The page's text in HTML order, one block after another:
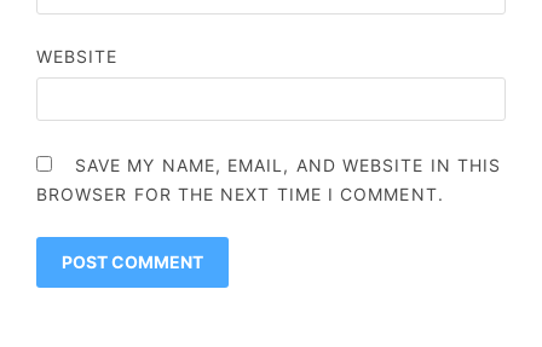
WEBSITE
SAVE MY NAME, EMAIL, AND WEBSITE IN THIS
BROWSER FOR THE NEXT TIME I COMMENT.